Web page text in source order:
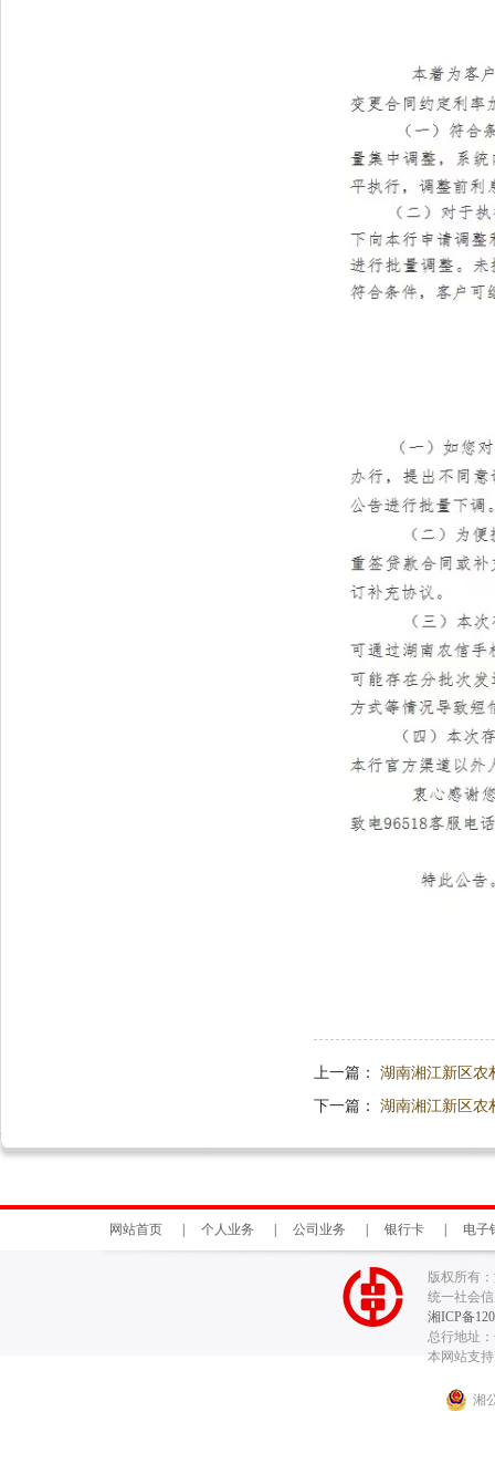
上一篇： 湖南湘江新区农
下一篇： 湖南湘江新区农
网站首页 | 个人业务 | 公司业务 | 银行卡 | 电子
版权所有
统一社会信
湘ICP备
总行地址
本网站支
湘